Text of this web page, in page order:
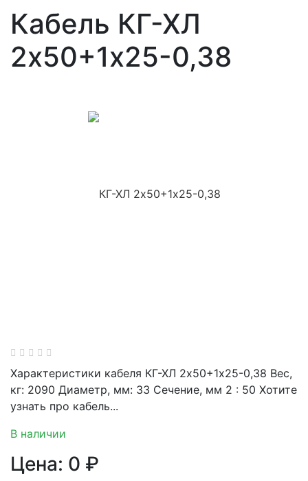
Кабель КГ-ХЛ
2х50+1х25-0,38
Характеристики кабеля КГ-ХЛ 2х50+1х25-0,38 Вес,
кг: 2090 Диаметр, мм: 33 Сечение, мм 2 : 50 Хотите
узнать про кабель...
В наличии
Цена: 0 ₽